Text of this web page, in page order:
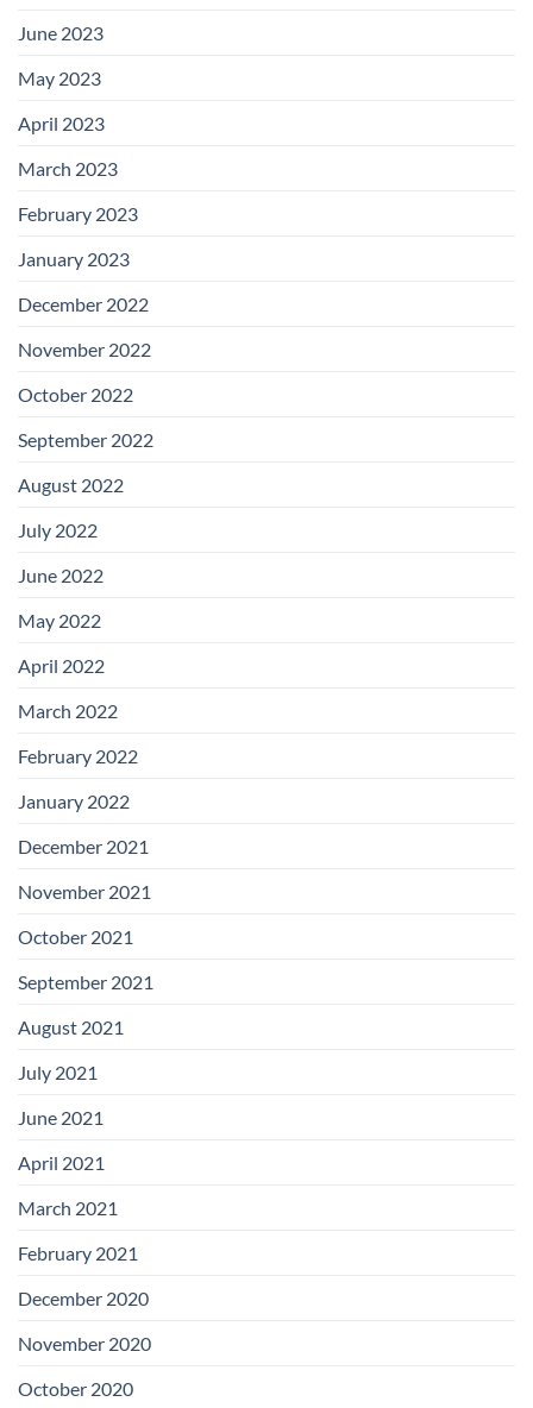
June 2023
May 2023
April 2023
March 2023
February 2023
January 2023
December 2022
November 2022
October 2022
September 2022
August 2022
July 2022
June 2022
May 2022
April 2022
March 2022
February 2022
January 2022
December 2021
November 2021
October 2021
September 2021
August 2021
July 2021
June 2021
April 2021
March 2021
February 2021
December 2020
November 2020
October 2020